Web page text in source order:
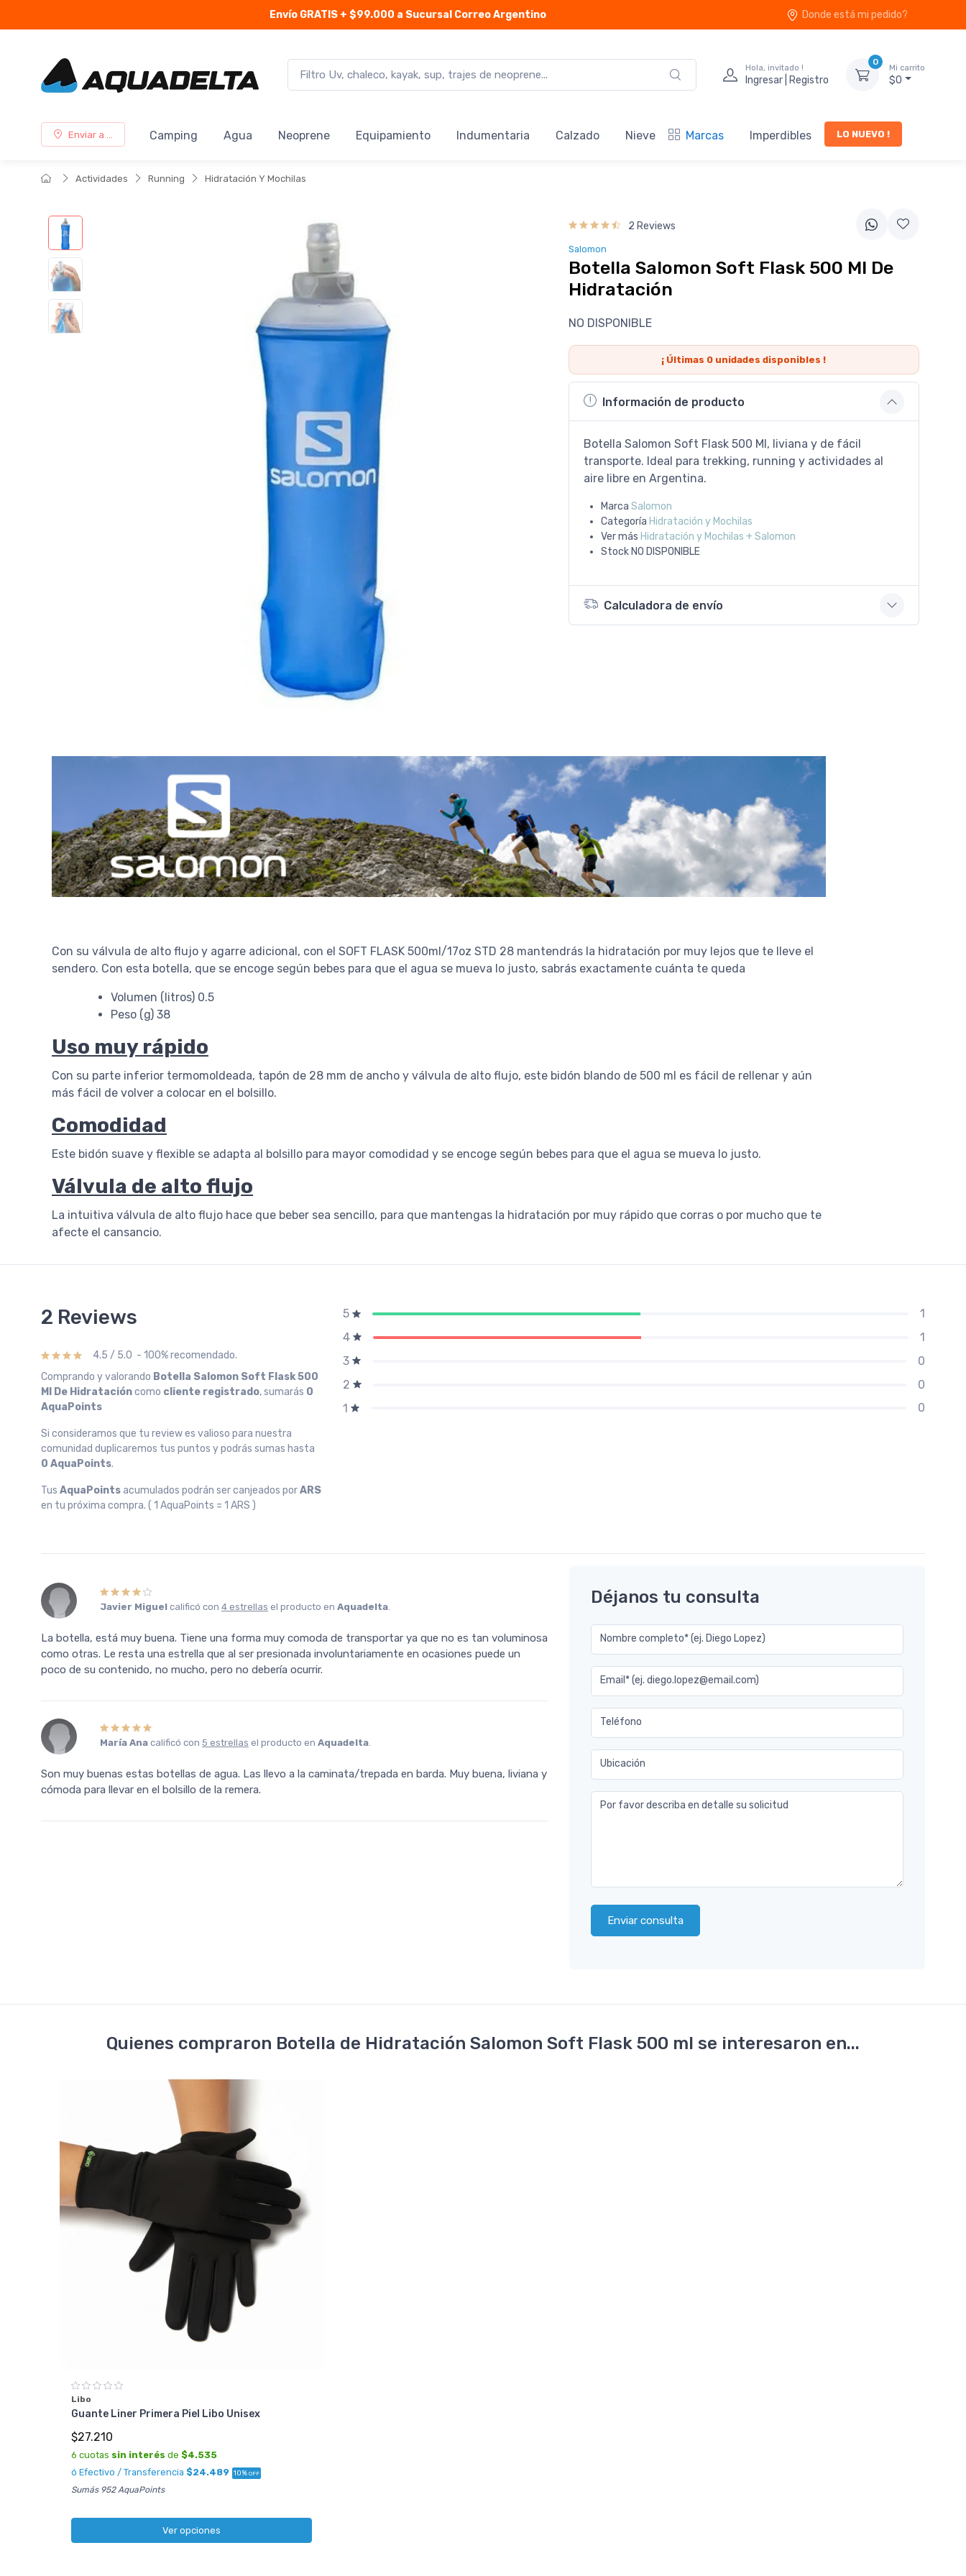
Envío GRATIS + $99.000 a Sucursal Correo Argentino Donde está mi pedido?
Hola, invitado !
Ingresar | Registro
0
Mi carrito
$0
Enviar a ... Camping Agua Neoprene Equipamiento Indumentaria Calzado Nieve Marcas Imperdibles LO NUEVO !
Actividades Running Hidratación Y Mochilas
2 Reviews
Salomon
Botella Salomon Soft Flask 500 Ml De
Hidratación
NO DISPONIBLE
¡ Últimas 0 unidades disponibles !
Información de producto
Botella Salomon Soft Flask 500 Ml, liviana y de fácil
transporte. Ideal para trekking, running y actividades al
aire libre en Argentina.
Marca Salomon
Categoría Hidratación y Mochilas
Ver más Hidratación y Mochilas + Salomon
Stock NO DISPONIBLE
Calculadora de envío
Con su válvula de alto flujo y agarre adicional, con el SOFT FLASK 500ml/17oz STD 28 mantendrás la hidratación por muy lejos que te lleve el
sendero. Con esta botella, que se encoge según bebes para que el agua se mueva lo justo, sabrás exactamente cuánta te queda
Volumen (litros) 0.5
Peso (g) 38
Uso muy rápido
Con su parte inferior termomoldeada, tapón de 28 mm de ancho y válvula de alto flujo, este bidón blando de 500 ml es fácil de rellenar y aún
más fácil de volver a colocar en el bolsillo.
Comodidad
Este bidón suave y flexible se adapta al bolsillo para mayor comodidad y se encoge según bebes para que el agua se mueva lo justo.
Válvula de alto flujo
La intuitiva válvula de alto flujo hace que beber sea sencillo, para que mantengas la hidratación por muy rápido que corras o por mucho que te
afecte el cansancio.
2 Reviews
4.5 / 5.0 - 100% recomendado.
Comprando y valorando Botella Salomon Soft Flask 500
Ml De Hidratacióncomo cliente registrado, sumarás 0
AquaPoints
Si consideramos que tu review es valioso para nuestra
comunidad duplicaremos tus puntos y podrás sumas hasta
0 AquaPoints.
Tus AquaPointsacumulados podrán ser canjeados porARS
en tu próxima compra. ( 1 AquaPoints = 1 ARS )
5
1
4
1
3
0
2
0
1
0
Javier Miguel calificó con 4 estrellas el producto en Aquadelta
La botella, está muy buena. Tiene una forma muy comoda de transportar ya que no es tan voluminosa
como otras. Le resta una estrella que al ser presionada involuntariamente en ocasiones puede un
poco de su contenido, no mucho, pero no debería ocurrir.
María Ana calificó con 5 estrellas el producto en Aquadelta
Son muy buenas estas botellas de agua. Las llevo a la caminata/trepada en barda. Muy buena, liviana y
cómoda para llevar en el bolsillo de la remera.
Déjanos tu consulta
Nombre completo* (ej. Diego Lopez)
Email* (ej. diego.lopez@email.com)
Teléfono
Ubicación
Por favor describa en detalle su solicitud
Enviar consulta
Quienes compraron Botella de Hidratación Salomon Soft Flask 500 ml se interesaron en...
Libo
Guante Liner Primera Piel Libo Unisex
$27.210
6 cuotas sin interés de $4.535
ó Efectivo / Transferencia $24.489 10% OFF
Sumás 952 AquaPoints
Ver opciones